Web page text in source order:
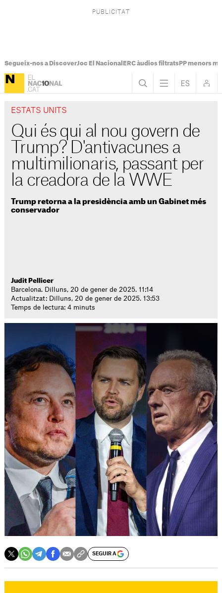
Segueix-nos a DiscoverJoc El Nacional ERC àudios filtratsPP menors
ESTATS UNITS
Qui és qui al nou govern de
Trump? D'antivacunes a
multimilionaris, passant per
la creadora de la WWE
Trump retorna a la presidència amb un Gabinet més
conservador
Judit Pellicer
Barcelona. Dilluns, 20 de gener de 2025. 11:14
Actualitzat: Dilluns, 20 de gener de 2025. 13:53
Temps de lectura: 4 minuts
SEGUIR A